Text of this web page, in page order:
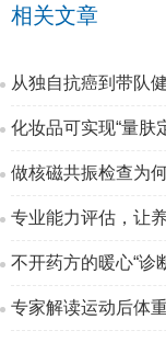
相关文章
从独自抗癌到带队
化妆品可实现“量肤
做核磁共振检查为
专业能力评估，让
不开药方的暖心“诊
专家解读运动后体